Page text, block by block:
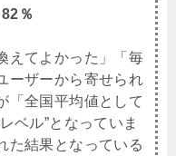
％
えてよかった」「毎
ーザーから寄せられ
「全国平均値として
ベル”となっていま
た結果となっている